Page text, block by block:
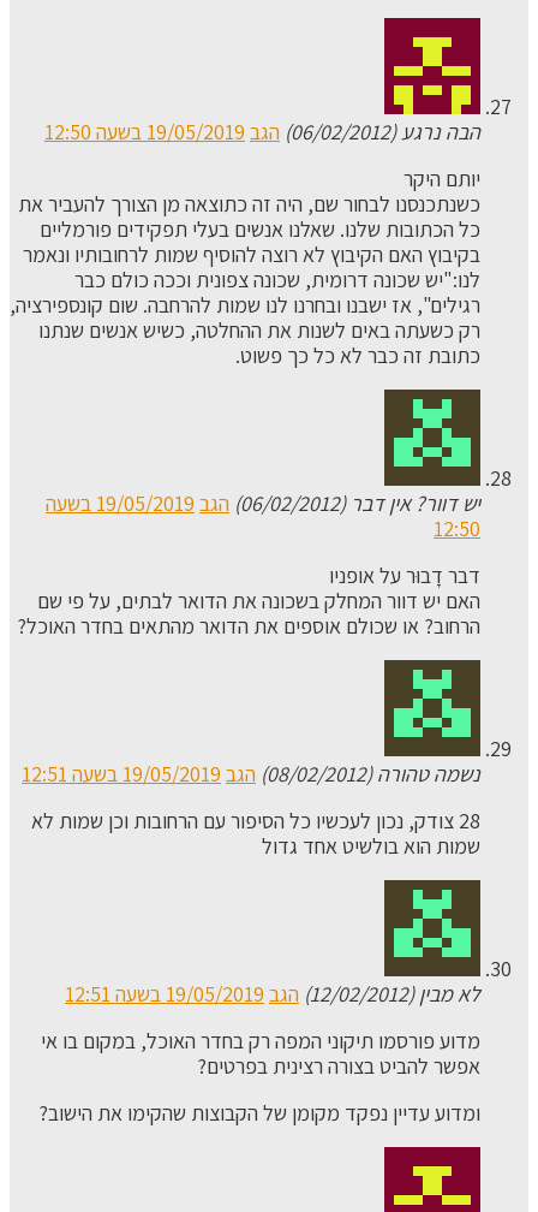
הבה נרגע (06/02/2012) הגב 19/05/2019 בשעה 12:50
יותם היקר
כשנתכנסנו לבחור שם, היה זה כתוצאה מן הצורך להעביר את
כל הכתובות שלנו. שאלנו אנשים בעלי תפקידים פורמליים
בקיבוץ האם הקיבוץ לא רוצה להוסיף שמות לרחובותיו ונאמר
לנו:"יש שכונה דרומית, שכונה צפונית וככה כולם כבר
רגילים", אז ישבנו ובחרנו לנו שמות להרחבה. שום קונספירציה,
רק כשעתה באים לשנות את ההחלטה, כשיש אנשים שנתנו
כתובת זה כבר לא כל כך פשוט.
יש דוור? אין דבר (06/02/2012) הגב
19/05/2019 בשעה
12:50
דבר דָבוּר על אופניו
האם יש דוור המחלק בשכונה את הדואר לבתים, על פי שם
הרחוב? או שכולם אוספים את הדואר מהתאים בחדר האוכל?
נשמה טהורה (08/02/2012) הגב 19/05/2019 בשעה 12:51
28 צודק, נכון לעכשיו כל הסיפור עם הרחובות וכן שמות לא
שמות הוא בולשיט אחד גדול
לא מבין (12/02/2012) הגב 19/05/2019 בשעה 12:51
מדוע פורסמו תיקוני המפה רק בחדר האוכל, במקום בו אי
אפשר להביט בצורה רצינית בפרטים?
ומדוע עדיין נפקד מקומן של הקבוצות שהקימו את הישוב?